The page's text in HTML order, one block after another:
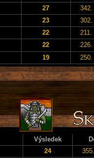
27
342.
23
302.
22
211.
22
19
Výsledek
24